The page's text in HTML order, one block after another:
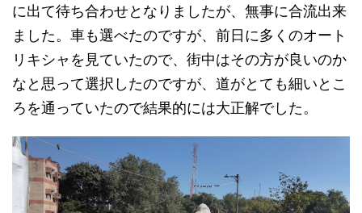
に出て待ち合わせとなりましたが、無事に合流出来
ました。車も選べたのですが、前日に多くのオート
リキシャを見ていたので、街中はその方が良いのか
なと思って選択したのですが、道がとても細いとこ
ろを通っていたので結果的には大正解でした。